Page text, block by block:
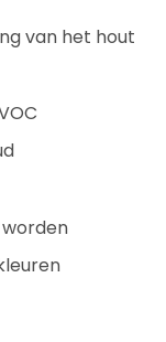
van het hout